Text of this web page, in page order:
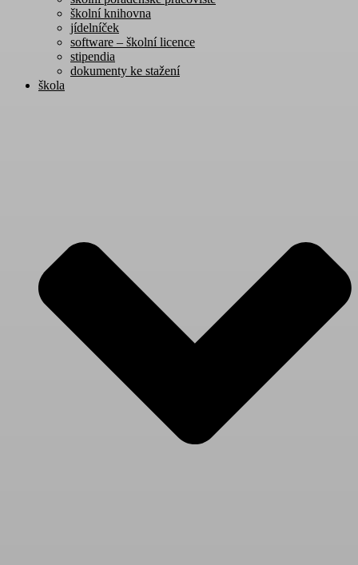
školní knihovna
jídelníček
software – školní licence
stipendia
dokumenty ke stažení
škola